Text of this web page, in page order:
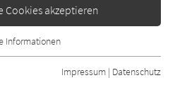
Cookies akzeptieren
grundlegende Funktionen der
dass die Webseite
Informationen
Impressum | Datenschutz